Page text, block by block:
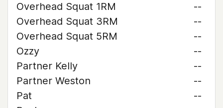
Overhead Squat 1RM
--
Overhead Squat 3RM
--
Overhead Squat 5RM
--
Ozzy
--
Partner Kelly
--
Partner Weston
--
Pat
--